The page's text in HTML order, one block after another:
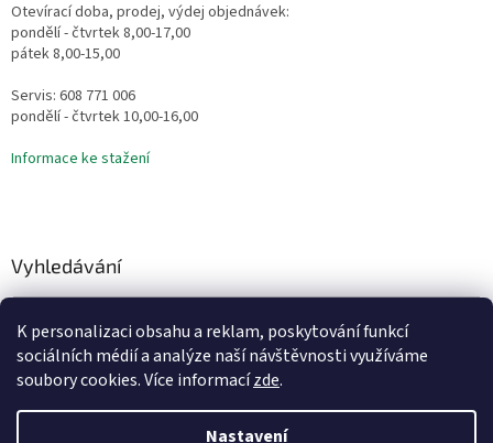
K personalizaci obsahu a reklam, poskytování funkcí
sociálních médií a analýze naší návštěvnosti využíváme
soubory cookies. Více informacízde.
Nastavení
Otevírací doba, prodej, výdej objednávek:
pondělí - čtvrtek 8,00-17,00
pátek 8,00-15,00
Servis: 608 771 006
pondělí - čtvrtek 10,00-16,00
Informace ke stažení
Vyhledávání
HLEDAT